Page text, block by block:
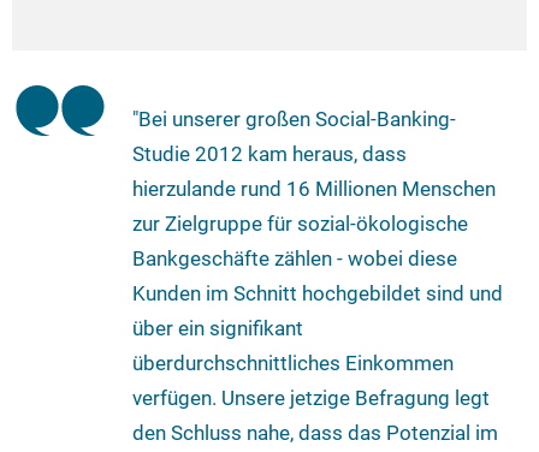
"Bei unserer großen Social-Banking-
Studie 2012 kam heraus, dass
hierzulande rund 16 Millionen Menschen
zur Zielgruppe für sozial-ökologische
Bankgeschäfte zählen - wobei diese
Kunden im Schnitt hochgebildet sind und
über ein signifikant
überdurchschnittliches Einkommen
verfügen. Unsere jetzige Befragung legt
den Schluss nahe, dass das Potenzial im